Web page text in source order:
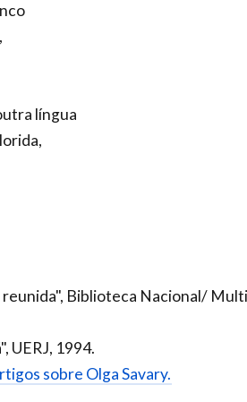
língua
Biblioteca Nacional/
UERJ, 1994.
sobre Olga Savary.